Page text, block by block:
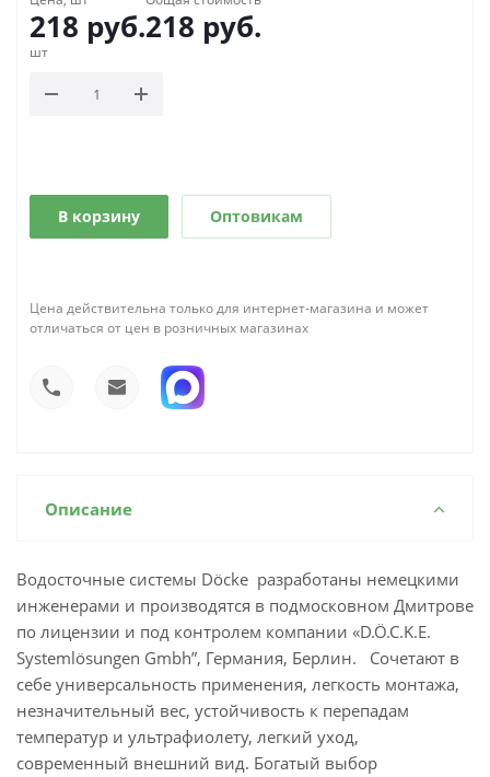
218 руб.218 руб.
шт
В корзину Оптовикам
Цена действительна только для интернет-магазина и может
отличаться от цен в розничных магазинах
Описание
Водосточные системы Döcke разработаны немецкими
инженерами и производятся в подмосковном Дмитрове
по лицензии и под контролем компании «D.Ö.C.K.E.
Systemlösungen Gmbh”, Германия, Берлин. Сочетают в
себе универсальность применения, легкость монтажа,
незначительный вес, устойчивость к перепадам
температур и ультрафиолету, легкий уход,
современный внешний вид. Богатый выбор